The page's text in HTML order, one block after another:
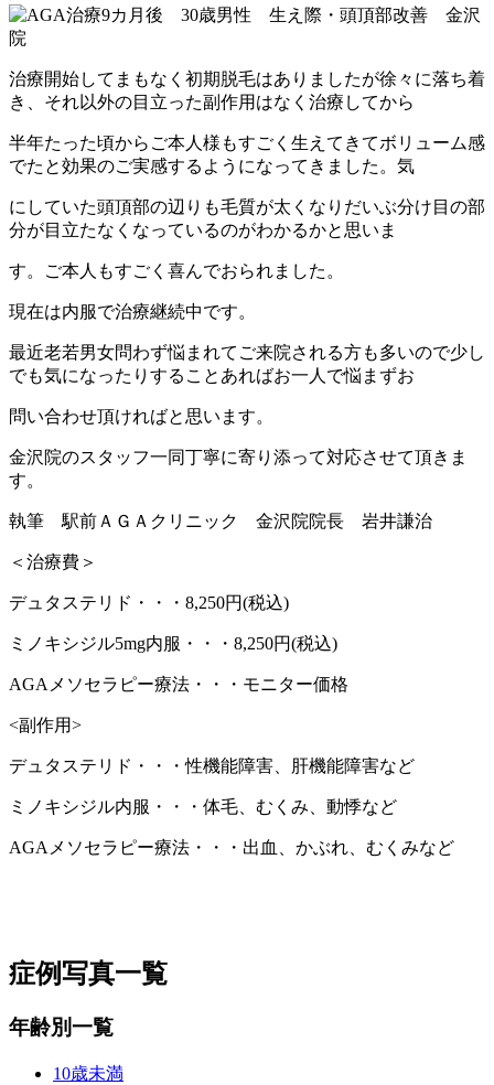
治療開始してまもなく初期脱毛はありましたが徐々に落ち着
き、それ以外の目立った副作用はなく治療してから
半年たった頃からご本人様もすごく生えてきてボリューム感
でたと効果のご実感するようになってきました。気
にしていた頭頂部の辺りも毛質が太くなりだいぶ分け目の部
分が目立たなくなっているのがわかるかと思いま
す。ご本人もすごく喜んでおられました。
現在は内服で治療継続中です。
最近老若男女問わず悩まれてご来院される方も多いので少し
でも気になったりすることあればお一人で悩まずお
問い合わせ頂ければと思います。
金沢院のスタッフ一同丁寧に寄り添って対応させて頂きま
す。
執筆 駅前ＡＧＡクリニック 金沢院院長 岩井謙治
＜治療費＞
デュタステリド・・・8,250円(税込)
ミノキシジル5mg内服・・・8,250円(税込)
AGAメソセラピー療法・・・モニター価格
<副作用>
デュタステリド・・・性機能障害、肝機能障害など
ミノキシジル内服・・・体毛、むくみ、動悸など
AGAメソセラピー療法・・・出血、かぶれ、むくみなど
症例写真一覧
年齢別一覧
10歳未満